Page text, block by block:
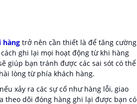
hàng trở nên cần thiết là để tăng cường
ghi lại mọi hoạt động từ khi hàng
giúp bạn tránh được các sai sót có thể
lòng từ phía khách hàng.
xảy ra các sự cố như hàng lỗi, giao
theo dõi đóng hàng ghi lại được bạn có